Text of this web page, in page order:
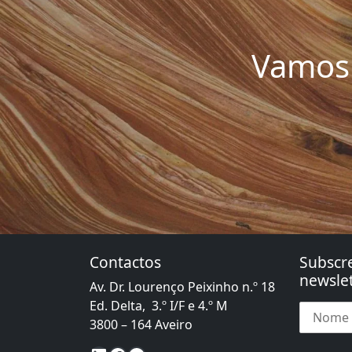
Contactos
Av. Dr. Lourenço Peixinho n.º 18
Ed. Delta, 3.º I/F e 4.º M
3800 – 164 Aveiro